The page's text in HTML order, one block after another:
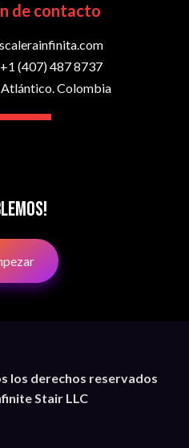
de contacto
(407) 487 8737
Colombia
los derechos reservados
Stair LLC